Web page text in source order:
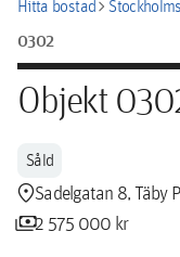
Hitta bostadchevron_right
0302
Objekt
Såld
location_pinSadelgatan 8, Täby
payments2 575 000 kr